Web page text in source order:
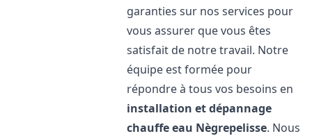
garanties sur nos services pour
vous assurer que vous êtes
satisfait de notre travail. Notre
équipe est formée pour
répondre à tous vos besoins en
installation et dépannage
chauffe eau Nègrepelisse. Nous